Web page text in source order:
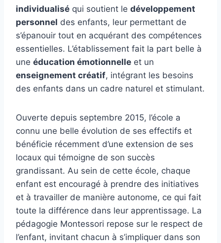
individualisé qui soutient le développement
personnel des enfants, leur permettant de
s’épanouir tout en acquérant des compétences
essentielles. L’établissement fait la part belle à
une éducation émotionnelle et un
enseignement créatif, intégrant les besoins
des enfants dans un cadre naturel et stimulant.
Ouverte depuis septembre 2015, l’école a
connu une belle évolution de ses effectifs et
bénéficie récemment d’une extension de ses
locaux qui témoigne de son succès
grandissant. Au sein de cette école, chaque
enfant est encouragé à prendre des initiatives
et à travailler de manière autonome, ce qui fait
toute la différence dans leur apprentissage. La
pédagogie Montessori repose sur le respect de
l’enfant, invitant chacun à s’impliquer dans son